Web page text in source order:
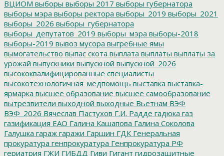
ВЦИОМ выборы выборы 2017 выборы губернатора
выборы мэра выборы ректора выборы_2019 выборы_2021
выборы_2026 выборы_губернатора
выборы_депутатов_2019 выборы_мэра выборы-2018
выборы-2019 вывоз мусора выгребные ямы
вымогательство выпас скота выплата выплаты выплаты за
урожай выпускники выпускной выпускной_2026
высококвалифицированные специалисты
высокотехнологичная_медпомощь выставка выставка-
ярмарка высшее образование высшее самообразование
вытрезвители выходной выходные Вьетнам ВЭФ
ВЭФ_2026 Вячеслав Пастухов Г.И. Радде гадюка газ
газификация ЕАО Галина Кашапова Галина Соколова
Галушка гараж гаражи Гаршин ГДК Генеральная
прокуратура генпрокуратура Генпрокуратура РФ
гериатрия ГЖИ ГИБДД Гиви Гигант гидрозащитные